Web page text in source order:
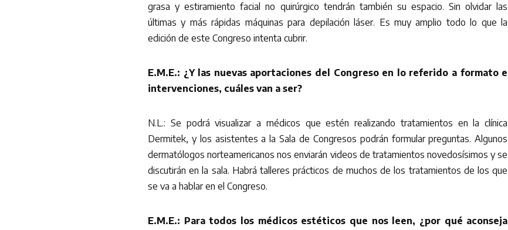
grasa y estiramiento facial no quirúrgico tendrán también su espacio. Sin olvidar las
últimas y más rápidas máquinas para depilación láser. Es muy amplio todo lo que la
edición de este Congreso intenta cubrir.
E.M.E.: ¿Y las nuevas aportaciones del Congreso en lo referido a formato e
intervenciones, cuáles van a ser?
N.L.: Se podrá visualizar a médicos que estén realizando tratamientos en la clínica
Dermitek, y los asistentes a la Sala de Congresos podrán formular preguntas. Algunos
dermatólogos norteamericanos nos enviarán videos de tratamientos novedosísimos y se
discutirán en la sala. Habrá talleres prácticos de muchos de los tratamientos de los que
se va a hablar en el Congreso.
E.M.E.: Para todos los médicos estéticos que nos leen, ¿por qué aconseja